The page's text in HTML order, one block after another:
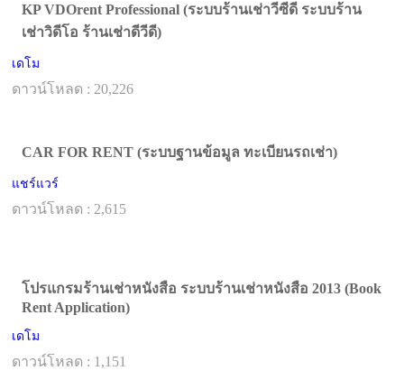
KP VDOrent Professional (ระบบร้านเช่าวีซีดี ระบบร้าน
เช่าวิดีโอ ร้านเช่าดีวีดี)
เดโม
ดาวน์โหลด : 20,226
CAR FOR RENT (ระบบฐานข้อมูล ทะเบียนรถเช่า)
แชร์แวร์
ดาวน์โหลด : 2,615
โปรแกรมร้านเช่าหนังสือ ระบบร้านเช่าหนังสือ 2013 (Book
Rent Application)
เดโม
ดาวน์โหลด : 1,151